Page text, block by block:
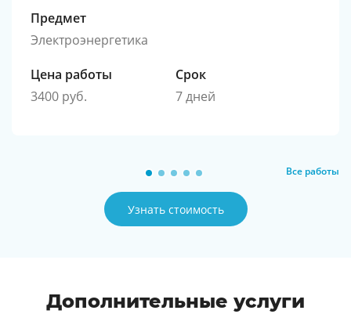
Предмет
Электроэнергетика
Цена работы
3400 руб.
Срок
7 дней
Все работы
Узнать стоимость
Дополнительные услуги